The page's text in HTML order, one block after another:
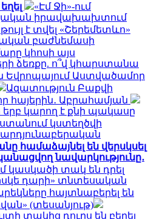
«Էմ Ջի»-ում
իրավախախտում
է տվել «Շերեմետևո»
բաժնեմասի
կհոսի այս
ձեռքը. ո՞վ կհարստանա
Եվրոպայում Աստվածամոր
Ազատություն Բաքվի
հայերին․ Աբրահամյան
երբ կարող է քնի պակասը
կստեղծվի
համաձայնել են վերսկսել
նավարկությունը․
կասկածի տակ են դրել
դարի» տնտեսական
հայտնաբերել են
(տեսանյութ)
տակից դուրս են բերել